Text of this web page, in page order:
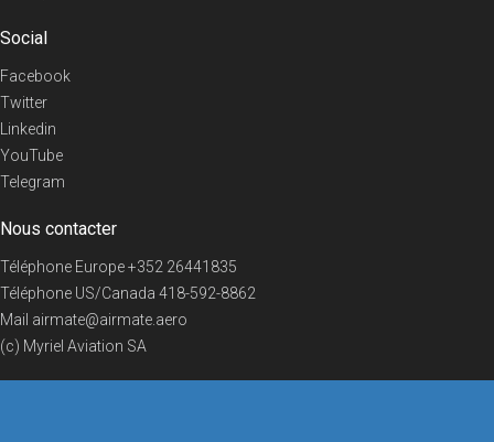
Social
Facebook
Twitter
Linkedin
YouTube
Telegram
Nous contacter
Téléphone Europe+352 26441835
Téléphone US/Canada 418-592-8862
Mail airmate@airmate.aero
(c) Myriel Aviation SA